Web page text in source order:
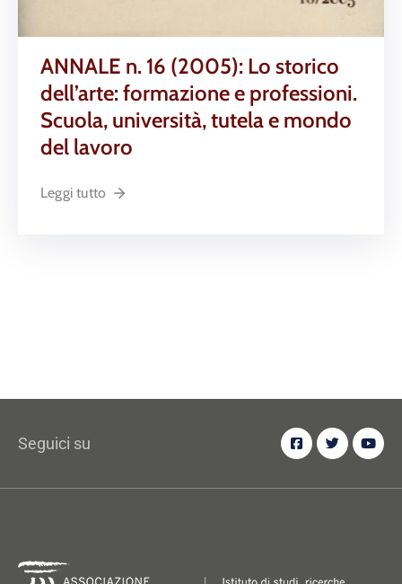
ANNALE n. 16 (2005): Lo storico
dell’arte: formazione e professioni.
Scuola, università, tutela e mondo
del lavoro
Leggi tutto
Seguici su